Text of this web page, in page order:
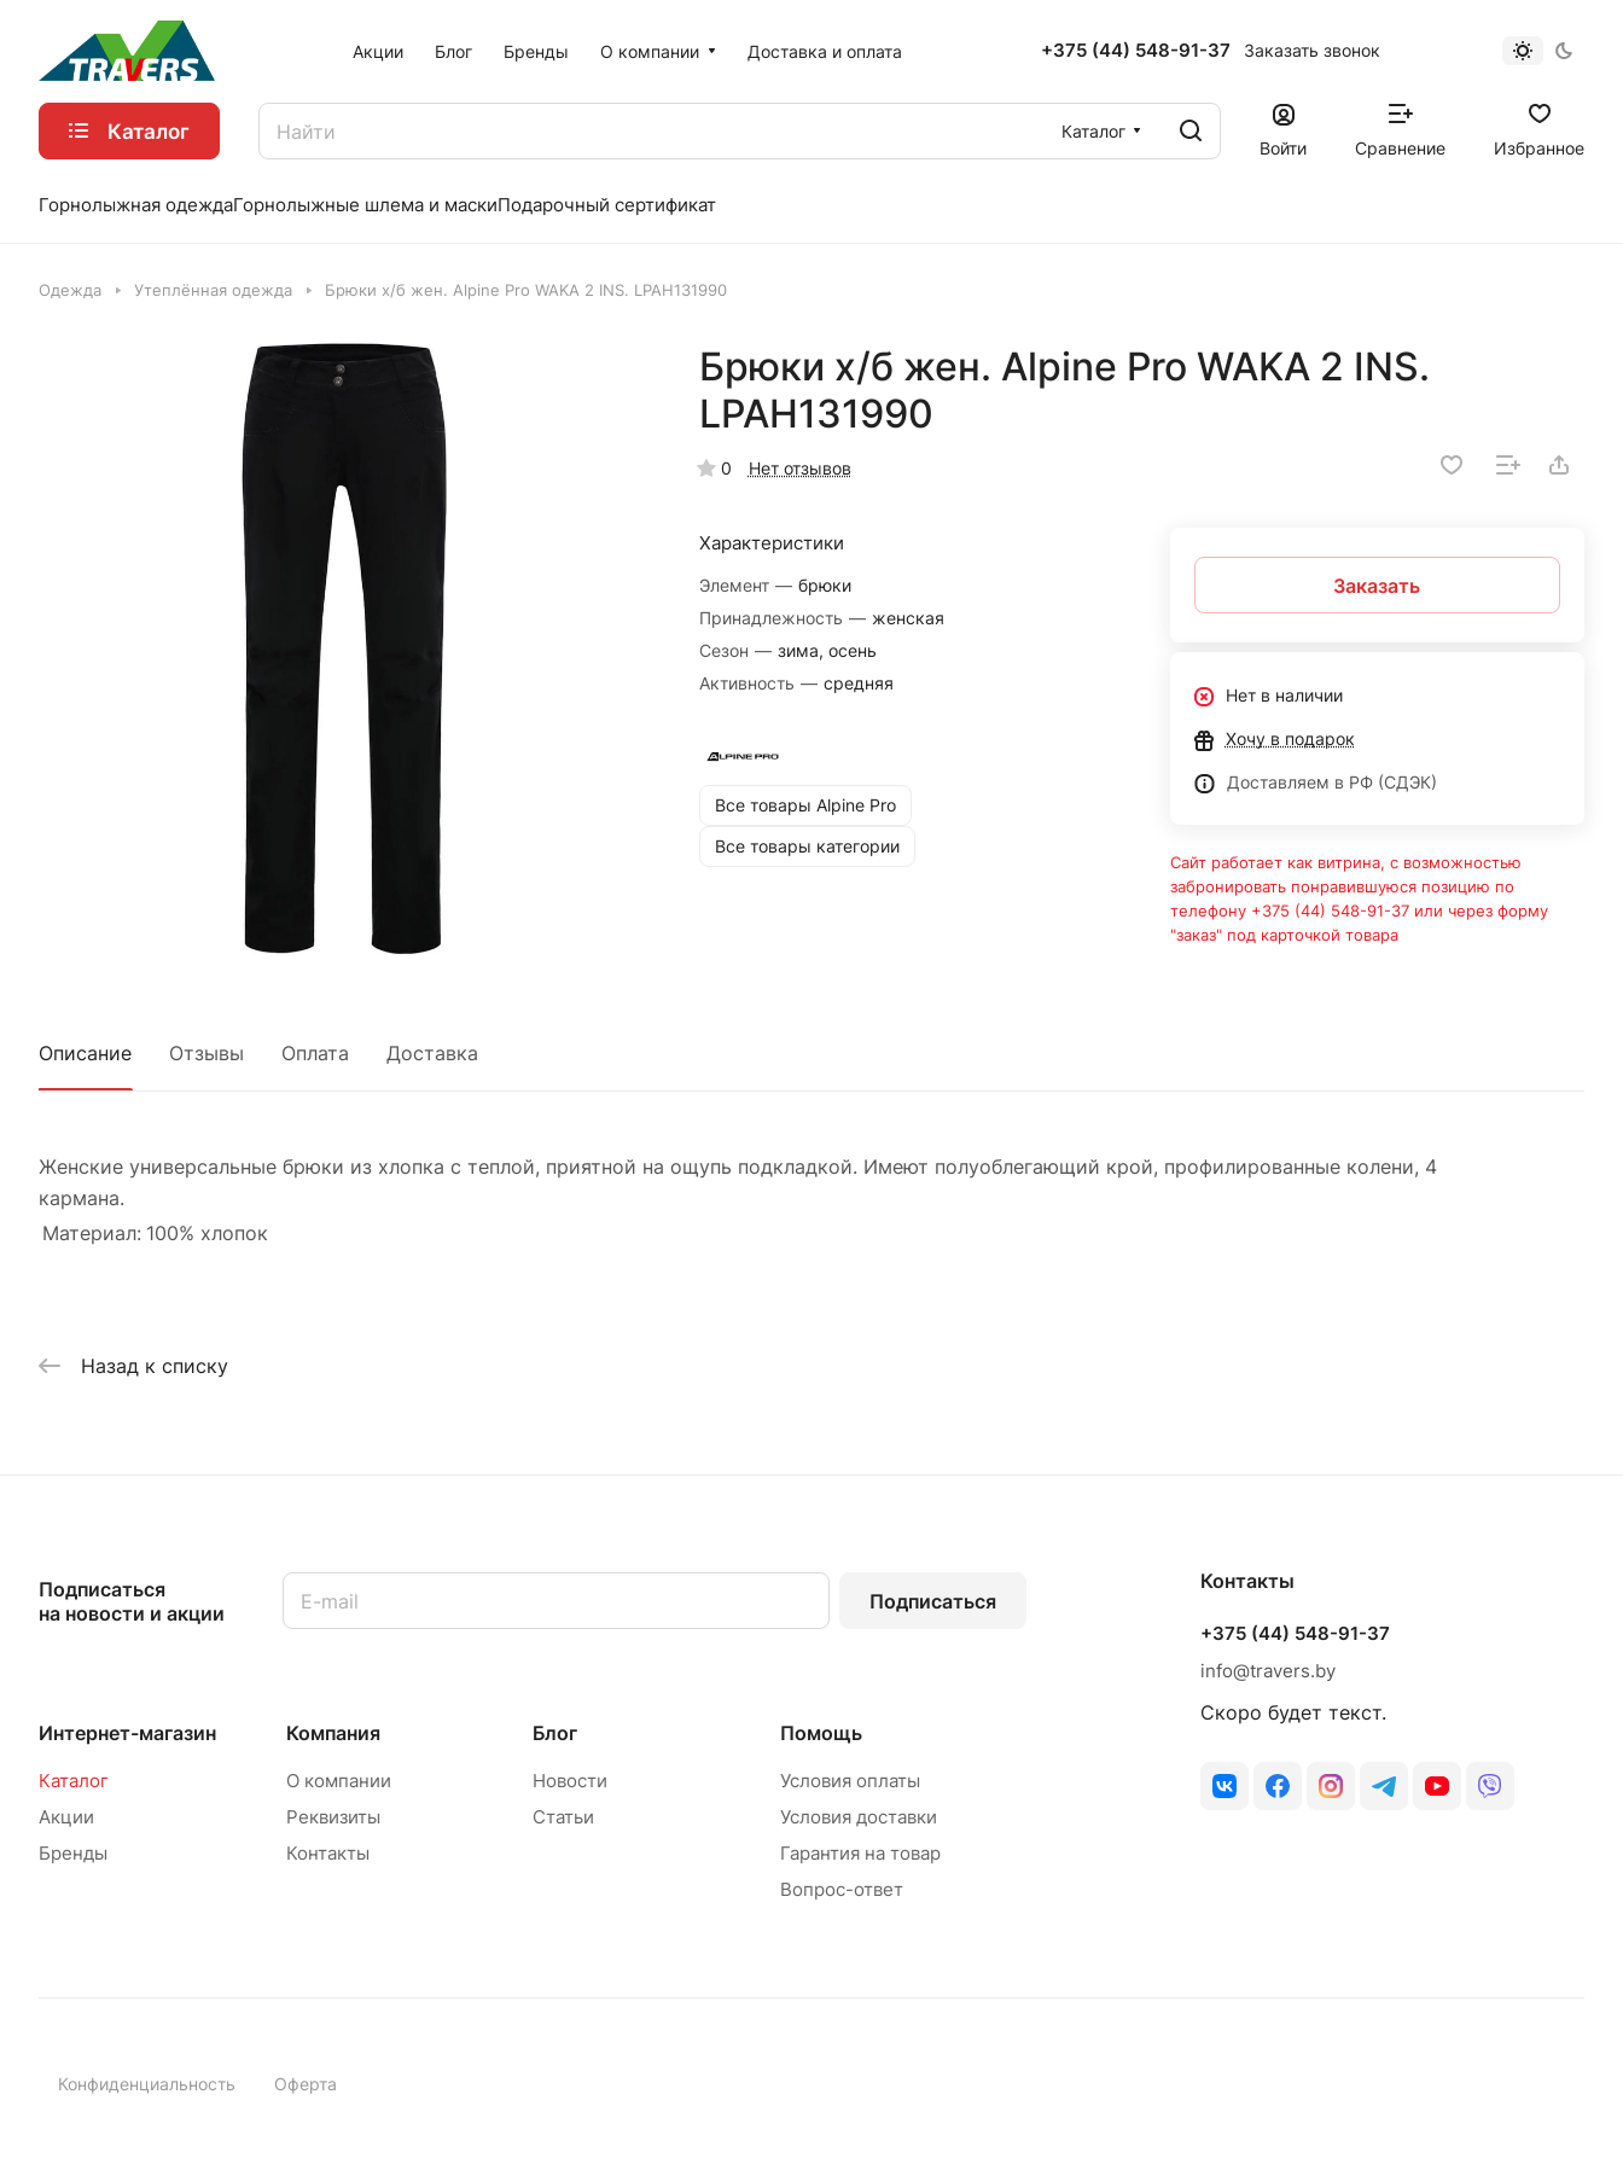
Акции Блог Бренды О компании Доставка и оплата +375 (44) 548-91-37 Заказать звонок
Каталог
Каталог
Войти
Сравнение Избранное
Горнолыжная одеждаГорнолыжные шлема и маскиПодарочный сертификат
Одежда Утеплённая одежда Брюки х/б жен. Alpine Pro WAKA 2 INS. LPAH131990
Брюки х/б жен. Alpine Pro WAKA 2 INS.
LPAH131990
0 Нет отзывов
Характеристики
Элемент — брюки
Принадлежность — женская
Сезон — зима, осень
Активность — средняя
Все товары Alpine Pro
Все товары категории
Заказать
Нет в наличии
Хочу в подарок
Доставляем в РФ (СДЭК)
Сайт работает как витрина, с возможностью
забронировать понравившуюся позицию по
телефону +375 (44) 548-91-37 или через форму
"заказ" под карточкой товара
Описание Отзывы Оплата Доставка
Женские универсальные брюки из хлопка с теплой, приятной на ощупь подкладкой. Имеют полуоблегающий крой, профилированные колени, 4
кармана.
Материал: 100% хлопок
Назад к списку
Подписаться
на новости и акции
Подписаться
Интернет-магазин
Каталог
Акции
Бренды
Компания
О компании
Реквизиты
Контакты
Блог
Новости
Статьи
Помощь
Условия оплаты
Условия доставки
Гарантия на товар
Вопрос-ответ
Контакты
+375 (44) 548-91-37
info@travers.by
Скоро будет текст.
Конфиденциальность Оферта